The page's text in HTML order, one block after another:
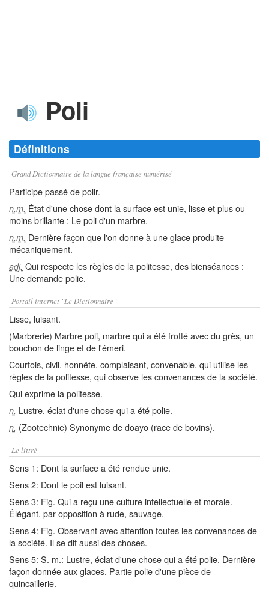
Poli
Définitions
Grand Dictionnaire de la langue française numérisé
Participe passé de polir.
n.m. État d'une chose dont la surface est unie, lisse et plus ou
moins brillante : Le poli d'un marbre.
n.m. Dernière façon que l'on donne à une glace produite
mécaniquement.
adj. Qui respecte les règles de la politesse, des bienséances :
Une demande polie.
Portail internet "Le Dictionnaire"
Lisse, luisant.
(Marbrerie) Marbre poli, marbre qui a été frotté avec du grès, un
bouchon de linge et de l'émeri.
Courtois, civil, honnête, complaisant, convenable, qui utilise les
règles de la politesse, qui observe les convenances de la société.
Qui exprime la politesse.
n. Lustre, éclat d'une chose qui a été polie.
n. (Zootechnie) Synonyme de doayo (race de bovins).
Le littré
Sens 1: Dont la surface a été rendue unie.
Sens 2: Dont le poil est luisant.
Sens 3: Fig. Qui a reçu une culture intellectuelle et morale.
Élégant, par opposition à rude, sauvage.
Sens 4: Fig. Observant avec attention toutes les convenances de
la société. Il se dit aussi des choses.
Sens 5: S. m.: Lustre, éclat d'une chose qui a été polie. Dernière
façon donnée aux glaces. Partie polie d'une pièce de
quincaillerie.